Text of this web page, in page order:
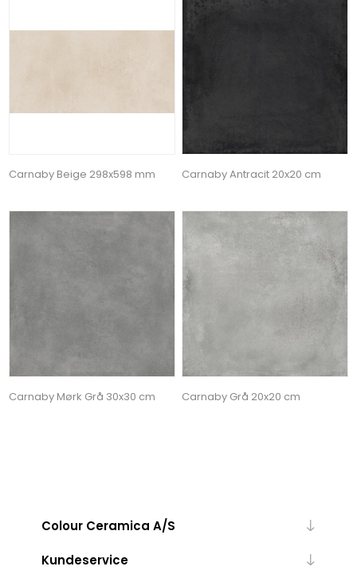
Carnaby Beige 298x598 mm Carnaby Antracit 20x20 cm
Carnaby Mørk Grå 30x30 cm Carnaby Grå 20x20 cm
Colour Ceramica A/S
Kundeservice